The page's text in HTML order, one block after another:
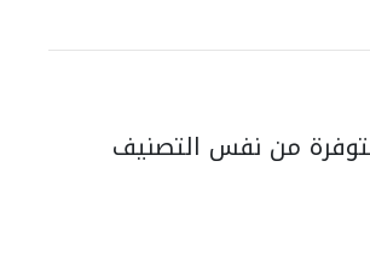
من نفس التصنيف